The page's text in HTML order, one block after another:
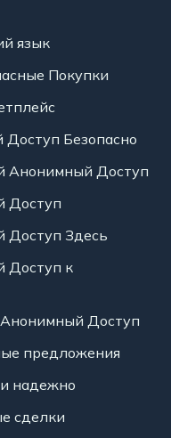
язык
Покупки
Безопасно
Анонимный Доступ
Доступ
Доступ Здесь
Доступ к
Доступ
предложения
надежно
сделки